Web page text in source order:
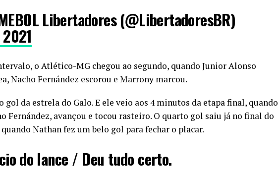
Libertadores (@LibertadoresBR)
o Atlético-MG chegou ao segundo, quando Junior Alonso
Nacho Fernández escorou e Marrony marcou.
gol da estrela do Galo. E ele veio aos 4 minutos da etapa final, quando
Fernández, avançou e tocou rasteiro. O quarto gol saiu já no final do
Nathan fez um belo gol para fechar o placar.
do lance / Deu tudo certo.